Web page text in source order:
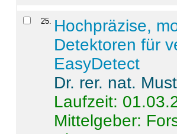
25. Hochpräzise,
Detektoren für
EasyDetect
Dr. rer. nat.
Laufzeit:
Mittelgeber: